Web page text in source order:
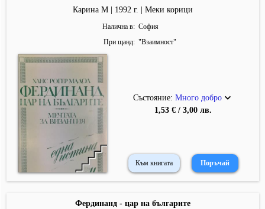
Карина М | 1992 г. | Меки корици
Налична в
София
При щанд
"Взаимност"
Състояние: Много добро
1,53 € / 3,00 лв.
Към книгата
Фердинанд - цар на българите